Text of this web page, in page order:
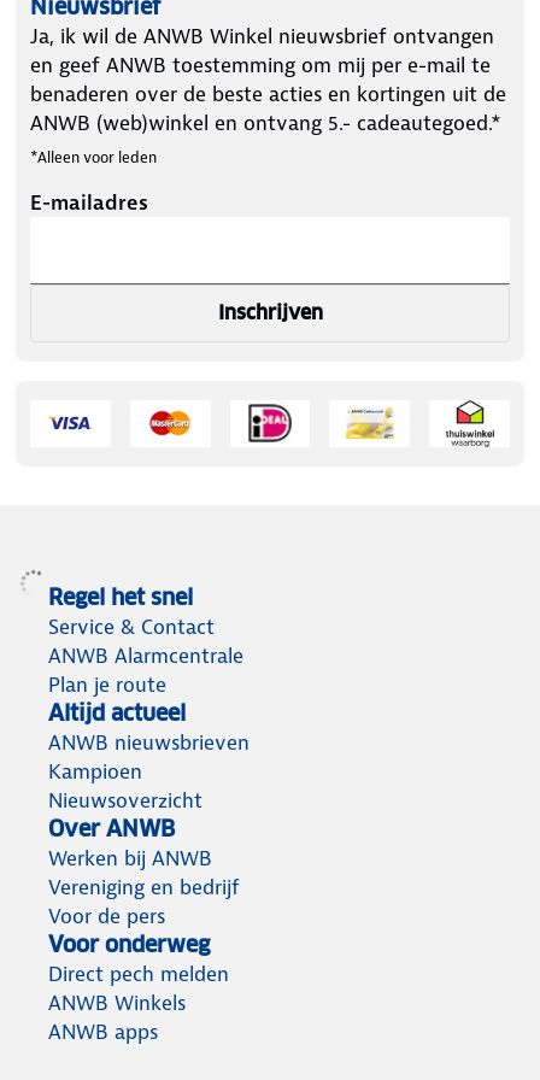
10 jaar batterij– Onderhoudsvrije batterij, geen
vervanging nodig.
Dubbele detectie
Gebruiksvriendelijk– Grote test- en pauzeknop,
ook te gebruiken met een bezemsteel.
Eenvoudige montage
– Inclusief montagestrip,
Met de SAVS CS11 kies je voor complete,
betrouwbare en langdurige veiligheid in huis.
Nieuwsbrief
Ja, ik wil de ANWB Winkel nieuwsbrief ontvangen
en geef ANWB toestemming om mij per e-mail te
benaderen over de beste acties en kortingen uit de
ANWB (web)winkel en ontvang 5.- cadeautegoed.*
*Alleen voor leden
E-mailadres
Inschrijven
Regel het snel
Service & Contact
ANWB Alarmcentrale
Plan je route
Altijd actueel
ANWB nieuwsbrieven
Kampioen
Nieuwsoverzicht
Over ANWB
Werken bij ANWB
Vereniging en bedrijf
Voor de pers
Voor onderweg
Direct pech melden
ANWB Winkels
ANWB apps